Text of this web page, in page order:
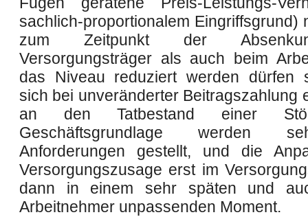
sachlich-proportionalem Eingriffsgrund)
zum Zeitpunkt der
Versorgungsträger als auch beim
das Niveau reduziert werden dürfen
sich bei unveränderter Beitragszahlung
an den Tatbestand einer
Geschäftsgrundlage werden
Anforderungen gestellt, und die
Versorgungszusage erst im
dann in einem sehr späten und
Arbeitnehmer unpassenden Moment.